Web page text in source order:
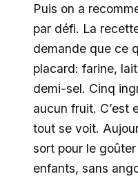
Puis on a
par défi. La
demande que ce
placard: farine,
demi-sel. Cinq
aucun fruit. C’est
tout se voit.
sort pour le
enfants, sans